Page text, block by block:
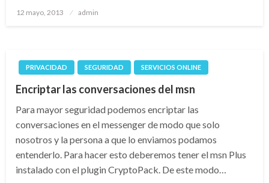
Publicado
12 mayo, 2013 admin
PRIVACIDAD SEGURIDAD SERVICIOS ONLINE
Encriptar las conversaciones del msn
Para mayor seguridad podemos encriptar las
conversaciones en el messenger de modo que solo
nosotros y la persona a que lo enviamos podamos
entenderlo. Para hacer esto deberemos tener el msn Plus
instalado con el plugin CryptoPack. De este modo…